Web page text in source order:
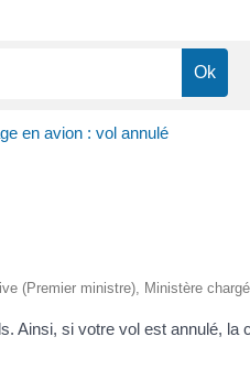
en avion : vol annulé
(Premier ministre), Ministère
Ainsi, si votre vol est annulé, la